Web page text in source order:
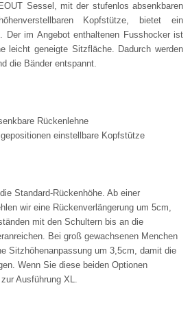
Sessel, mit der stufenlos absenkbaren
Kopfstütze, bietet ein
Der im Angebot enthaltenen Fusshocker ist
leicht geneigte Sitzfläche. Dadurch werden
die Bänder entspannt.
Rückenlehne
einstellbare Kopfstütze
Standard-Rückenhöhe. Ab einer
wir eine Rückenverlängerung um 5cm,
mit den Schultern bis an die
Bei groß gewachsenen Menchen
Sitzhöhenanpassung um 3,5cm, damit die
Wenn Sie diese beiden Optionen
Ausführung XL.